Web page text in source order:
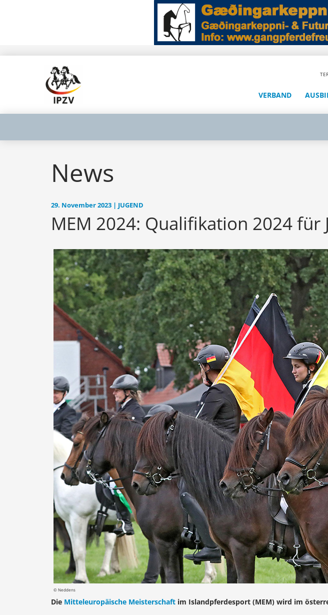
VERBAND
News
29. November 2023 | JUGEND
MEM 2024: Qualifikation 2024 für
© Neddens
Die Mitteleuropäische Meisterschaft im Islandpferdesport (MEM) wird im